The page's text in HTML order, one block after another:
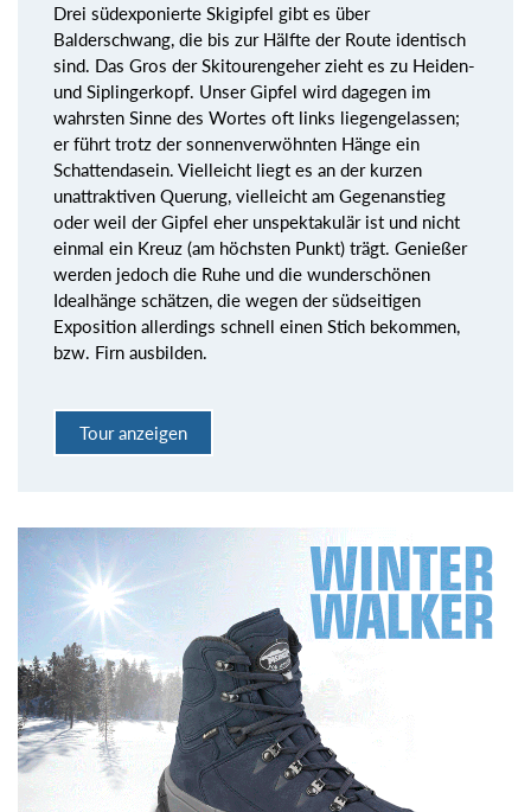
Drei südexponierte Skigipfel gibt es über
Balderschwang, die bis zur Hälfte der Route identisch
sind. Das Gros der Skitourengeher zieht es zu Heiden-
und Siplingerkopf. Unser Gipfel wird dagegen im
wahrsten Sinne des Wortes oft links liegengelassen;
er führt trotz der sonnenverwöhnten Hänge ein
Schattendasein. Vielleicht liegt es an der kurzen
unattraktiven Querung, vielleicht am Gegenanstieg
oder weil der Gipfel eher unspektakulär ist und nicht
einmal ein Kreuz (am höchsten Punkt) trägt. Genießer
werden jedoch die Ruhe und die wunderschönen
Idealhänge schätzen, die wegen der südseitigen
Exposition allerdings schnell einen Stich bekommen,
bzw. Firn ausbilden.
Tour anzeigen